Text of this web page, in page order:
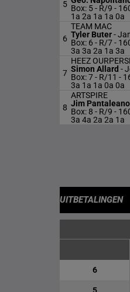
5 Box: 5 - R/9 -
1a 2a 1a 1a 0a
6
TEAM MAC
Tyler Buter-
Box: 6 - R/7 -
3a 3a 2a 1a 3a
7
HEEZ
Simon Allard -
Box: 7 - R/11 -
3a 1a 1a 0a 0a
8
ARTSPIRE
Jim Pantaleano
Box: 8 - R/9 -
3a 4a 2a 2a 1a
UITBETALINGEN
6